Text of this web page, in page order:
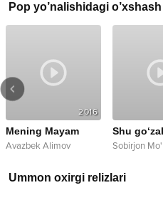
Pop yo’nalishidagi
2016
Mening Mayam
Avazbek Alimov
Sobirjon
Ummon oxirgi relizlari